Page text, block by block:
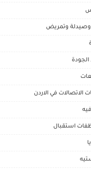
وتمريض
في الاردن
استقبال